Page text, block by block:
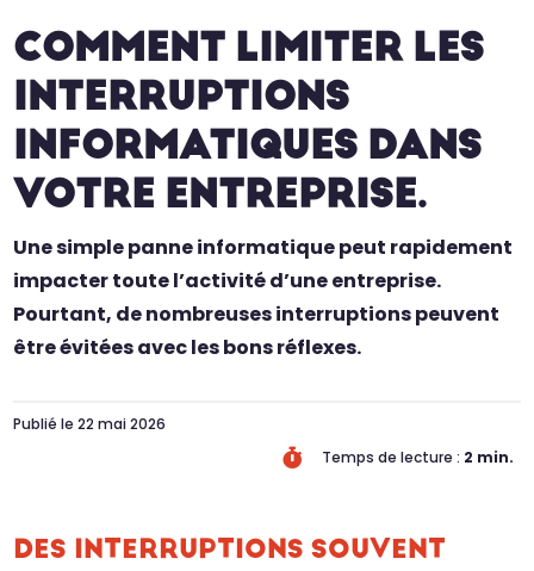
COMMENT LIMITER LES
INTERRUPTIONS
INFORMATIQUES DANS
VOTRE ENTREPRISE.
Une simple panne informatique peut rapidement
impacter toute l’activité d’une entreprise.
Pourtant, de nombreuses interruptions peuvent
être évitées avec les bons réflexes.
Publié le 22 mai 2026
 Temps de lecture : 2 min.
DES INTERRUPTIONS SOUVENT